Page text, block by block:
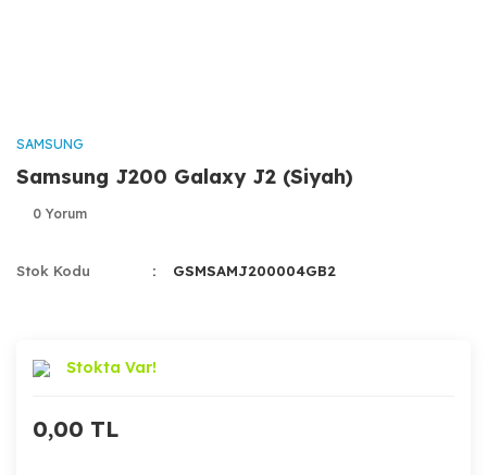
SAMSUNG
Samsung J200 Galaxy J2 (Siyah)
0 Yorum
Stok Kodu GSMSAMJ200004GB2
Stokta Var!
0,00 TL